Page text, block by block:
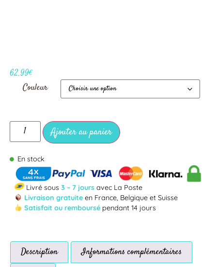
62.99€
Couleur
Ajouter au panier
En stock
Livré sous 3 – 7 jours avec La Poste
Livraison gratuite en France, Belgique et Suisse
Satisfait ou remboursé pendant 14 jours
Description
Informations complémentaires